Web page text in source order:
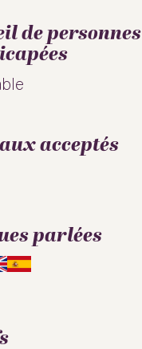
de personnes
acceptés
parlées